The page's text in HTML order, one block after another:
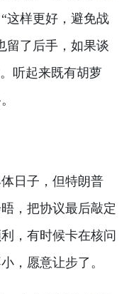
这样更好，避免战
留了后手，如果谈
听起来既有胡萝
日子，但特朗普
，把协议最后敲定
，有时候卡在核问
，愿意让步了。